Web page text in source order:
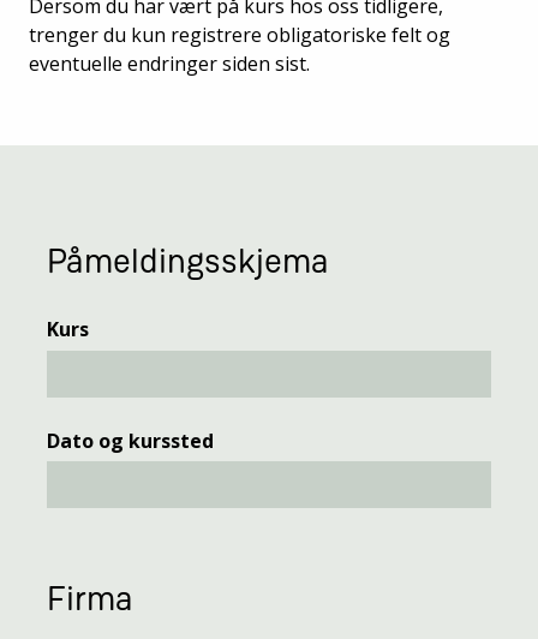
Dersom du har vært på kurs hos oss tidligere,
trenger du kun registrere obligatoriske felt og
eventuelle endringer siden sist.
Påmeldingsskjema
Kurs
Dato og kurssted
Firma